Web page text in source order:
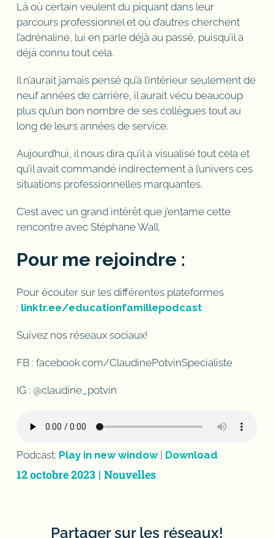
Là où certain veulent du piquant dans leur
parcours professionnel et où d’autres cherchent
l’adrénaline, lui en parle déjà au passé, puisqu’il a
déjà connu tout cela.
Il n’aurait jamais pensé qu’à l’intérieur seulement de
neuf années de carrière, il aurait vécu beaucoup
plus qu’un bon nombre de ses collègues tout au
long de leurs années de service.
Aujourd’hui, il nous dira qu’il a visualisé tout cela et
qu’il avait commandé indirectement à l’univers ces
situations professionnelles marquantes.
C’est avec un grand intérêt que j’entame cette
rencontre avec Stéphane Wall.
Pour me rejoindre :
Pour écouter sur les différentes plateformes
: linktr.ee/educationfamillepodcast
Suivez nos réseaux sociaux!
FB : facebook.com/ClaudinePotvinSpecialiste
IG : @claudine_potvin
Podcast: Play in new window| Download
12 octobre 2023 | Nouvelles
Partager sur les réseaux!